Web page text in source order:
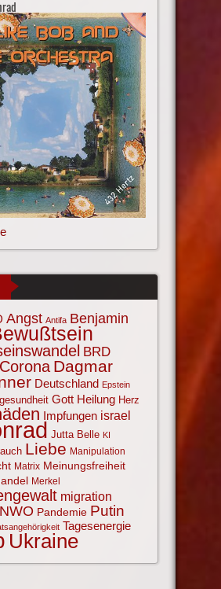
Angst Antifa Benjamin
BRD
Corona Dagmar
Deutschland Epstein
gesundheit Gott Heilung Herz
Impfungen israel
Jutta Belle KI
Liebe Manipulation
Matrix Meinungsfreiheit
Merkel
migration
NWO Pandemie Putin
Tagesenergie
Ukraine